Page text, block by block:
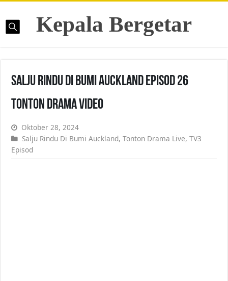
Kepala Bergetar
Salju Rindu Di Bumi Auckland Episod 26
Tonton Drama Video
Oktober 28, 2024
Salju Rindu Di Bumi Auckland,Tonton Drama Live,TV3
Episod